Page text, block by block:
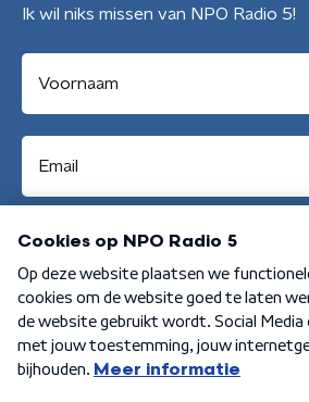
Ik wil niks missen van NPO Radio 5!
Aanmelden
Algemene voorwaarden Privacybeleid